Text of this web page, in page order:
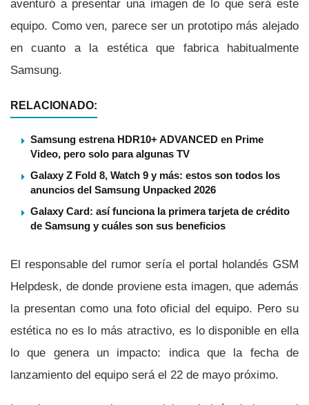
aventuró a presentar una imagen de lo que será este
equipo. Como ven, parece ser un prototipo más alejado
en cuanto a la estética que fabrica habitualmente
Samsung.
RELACIONADO:
Samsung estrena HDR10+ ADVANCED en Prime
Video, pero solo para algunas TV
Galaxy Z Fold 8, Watch 9 y más: estos son todos los
anuncios del Samsung Unpacked 2026
Galaxy Card: así funciona la primera tarjeta de crédito
de Samsung y cuáles son sus beneficios
El responsable del rumor serí­a el portal holandés GSM
Helpdesk, de donde proviene esta imagen, que además
la presentan como una foto oficial del equipo. Pero su
estética no es lo más atractivo, es lo disponible en ella
lo que genera un impacto: indica que la fecha de
lanzamiento del equipo será el 22 de mayo próximo.